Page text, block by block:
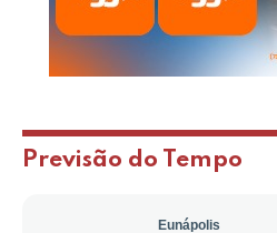
Previsão do Tempo